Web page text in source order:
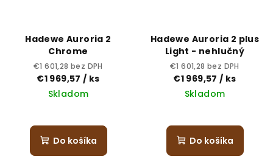
Hadewe Auroria 2
Chrome
€1 601,28 bez DPH
€1 969,57/ ks
Skladom
Do košíka
Hadewe Auroria 2 plus
Light - nehlučný
€1 601,28 bez DPH
€1 969,57/ ks
Skladom
Do košíka